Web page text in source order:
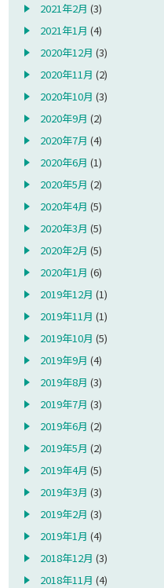
2021年2月 (3)
2021年1月 (4)
2020年12月 (3)
2020年11月 (2)
2020年10月 (3)
2020年9月 (2)
2020年7月 (4)
2020年6月 (1)
2020年5月 (2)
2020年4月 (5)
2020年3月 (5)
2020年2月 (5)
2020年1月 (6)
2019年12月 (1)
2019年11月 (1)
2019年10月 (5)
2019年9月 (4)
2019年8月 (3)
2019年7月 (3)
2019年6月 (2)
2019年5月 (2)
2019年4月 (5)
2019年3月 (3)
2019年2月 (3)
2019年1月 (4)
2018年12月 (3)
2018年11月 (4)